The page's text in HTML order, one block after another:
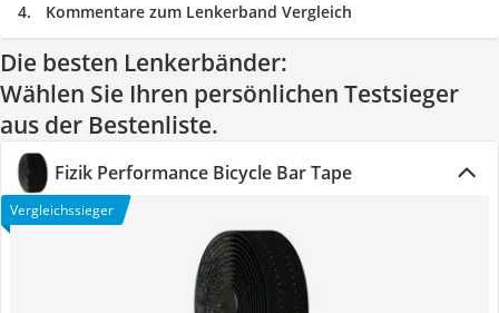
Kommentare zum Lenkerband Vergleich
Die besten Lenkerbänder:
Wählen Sie Ihren persönlichen Testsieger
aus der Bestenliste.
Fizik Performance Bicycle Bar Tape
Vergleichssieger